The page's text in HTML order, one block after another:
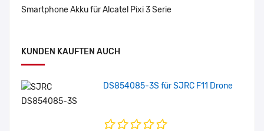
Smartphone Akku für Alcatel Pixi 3 Serie
KUNDEN KAUFTEN AUCH
DS854085-3S für SJRC F11 Drone